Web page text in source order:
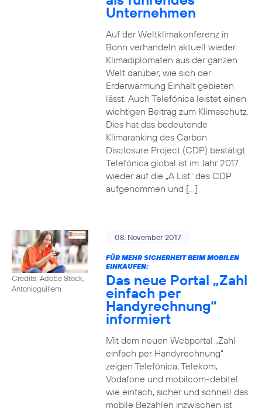
Unternehmen
Auf der Weltklimakonferenz in
Bonn verhandeln aktuell wieder
Klimadiplomaten aus der ganzen
Welt darüber, wie sich der
Erderwärmung Einhalt gebieten
lässt. Auch Telefónica leistet einen
wichtigen Beitrag zum Klimaschutz.
Dies hat das bedeutende
Klimaranking des Carbon
Disclosure Project (CDP) bestätigt:
Telefónica global ist im Jahr 2017
wieder auf die „A List“ des CDP
aufgenommen und […]
Credits: Adobe Stock,
Antonioguillem
08. November 2017
FÜR MEHR SICHERHEIT BEIM MOBILEN
EINKAUFEN:
Das neue Portal „Zahl
einfach per
Handyrechnung“
informiert
Mit dem neuen Webportal „Zahl
einfach per Handyrechnung“
zeigen Telefónica, Telekom,
Vodafone und mobilcom-debitel
wie einfach, sicher und schnell das
mobile Bezahlen inzwischen ist.